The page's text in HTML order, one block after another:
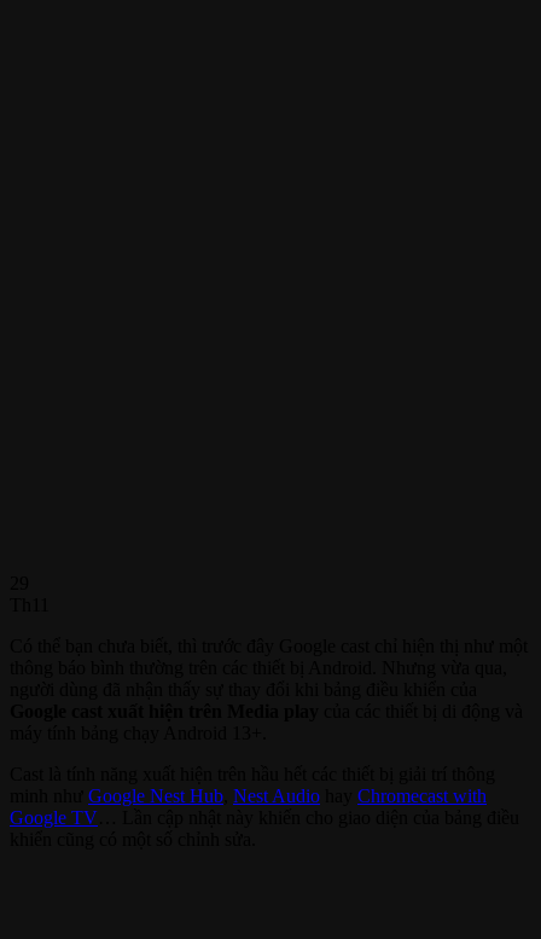
Google Nest Hub Nest Audio
Chromecast with
Google TV